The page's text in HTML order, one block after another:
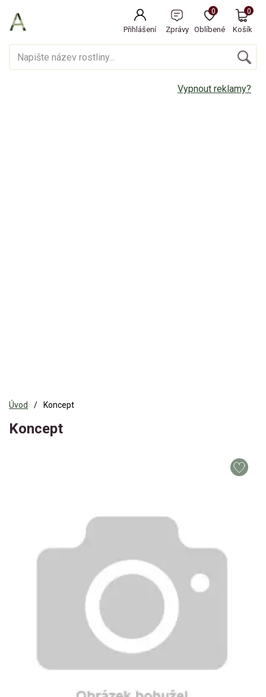
Přihlášení Zprávy Oblíbené
0
Košík
0
Vypnout reklamy?
Úvod Koncept
Koncept